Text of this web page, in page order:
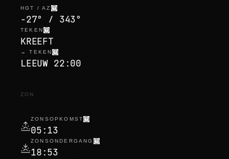
HGT / AZ
-27° / 343°
TEKEN
KREEFT
→ TEKEN
LEEUW 22:00
ZON
ZONSOPKOMST
05:13
ZONSONDERGANG
18:53